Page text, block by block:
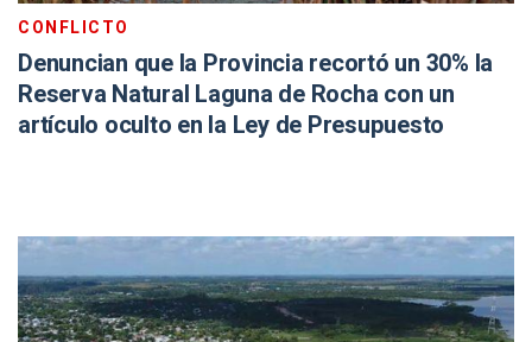
CONFLICTO
Denuncian que la Provincia recortó un 30% la
Reserva Natural Laguna de Rocha con un
artículo oculto en la Ley de Presupuesto